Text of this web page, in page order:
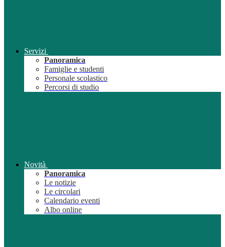
Servizi
Panoramica
Famiglie e studenti
Personale scolastico
Percorsi di studio
Novità
Panoramica
Le notizie
Le circolari
Calendario eventi
Albo online